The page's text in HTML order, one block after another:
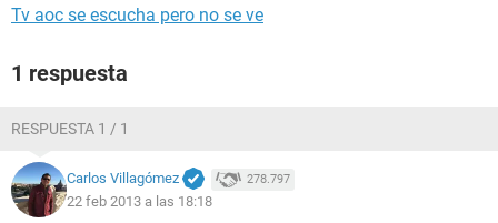
-----------------------
Tipo de computadora Equipo multiprocesador ACPI
Sistema operativo Microsoft Windows XP Professional
Service Pack del sistema operativo [ TRIAL VERSION ]
Internet Explorer 6.0.2900.5512
Tv aoc se escucha pero no se ve
1 respuesta
RESPUESTA 1 / 1
Carlos Villagómez 278.797
22 feb 2013 a las 18:18